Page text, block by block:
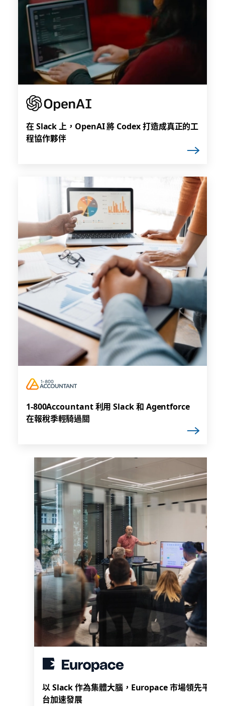
在 Slack 上，OpenAI 將 Codex 打造成真正的工
程協作夥伴
1-800Accountant 利用 Slack 和 Agentforce
在報稅季輕騎過關
以 Slack 作為集體大腦，Europace 市場領先平
台加速發展